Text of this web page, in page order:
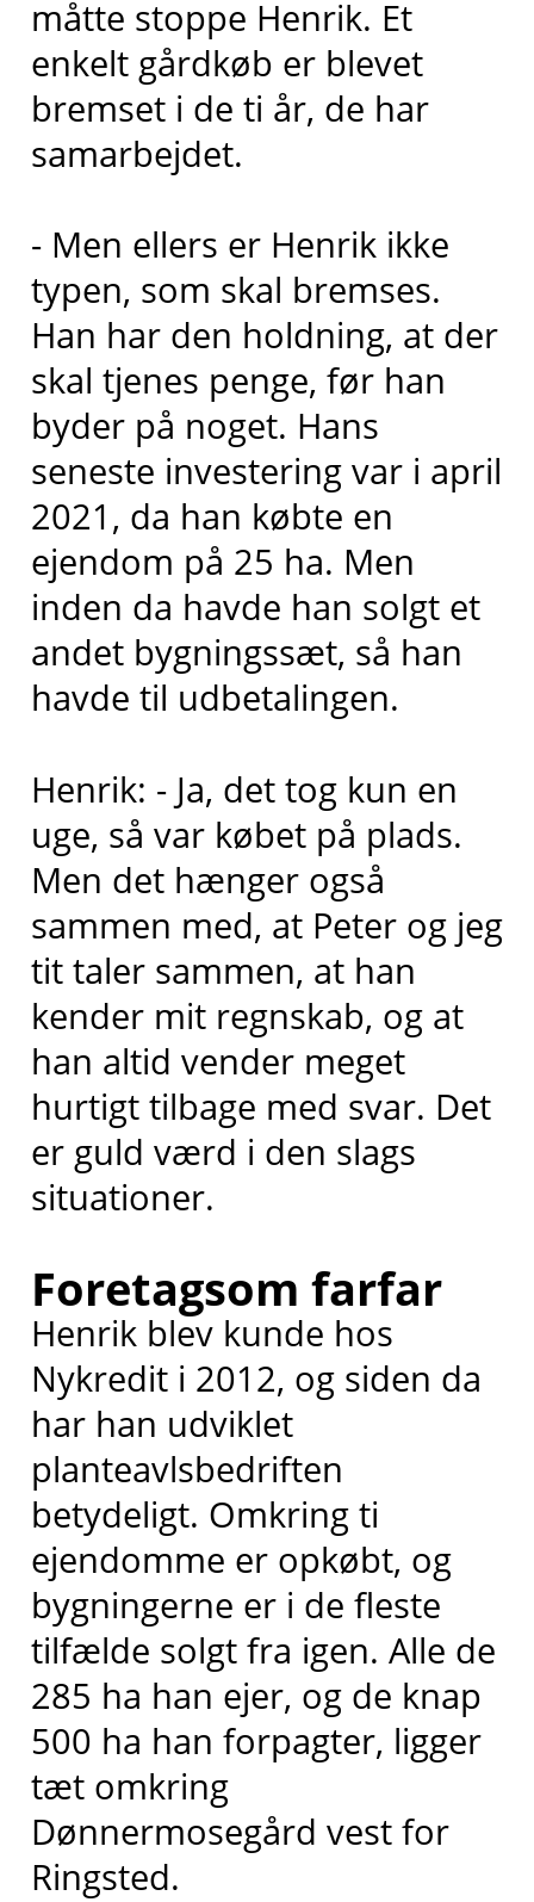
måtte stoppe Henrik. Et
enkelt gårdkøb er blevet
bremset i de ti år, de har
samarbejdet.
- Men ellers er Henrik ikke
typen, som skal bremses.
Han har den holdning, at der
skal tjenes penge, før han
byder på noget. Hans
seneste investering var i april
2021, da han købte en
ejendom på 25 ha. Men
inden da havde han solgt et
andet bygningssæt, så han
havde til udbetalingen.
Henrik: - Ja, det tog kun en
uge, så var købet på plads.
Men det hænger også
sammen med, at Peter og jeg
tit taler sammen, at han
kender mit regnskab, og at
han altid vender meget
hurtigt tilbage med svar. Det
er guld værd i den slags
situationer.
Foretagsom farfar
Henrik blev kunde hos
Nykredit i 2012, og siden da
har han udviklet
planteavlsbedriften
betydeligt. Omkring ti
ejendomme er opkøbt, og
bygningerne er i de fleste
tilfælde solgt fra igen. Alle de
285 ha han ejer, og de knap
500 ha han forpagter, ligger
tæt omkring
Dønnermosegård vest for
Ringsted.